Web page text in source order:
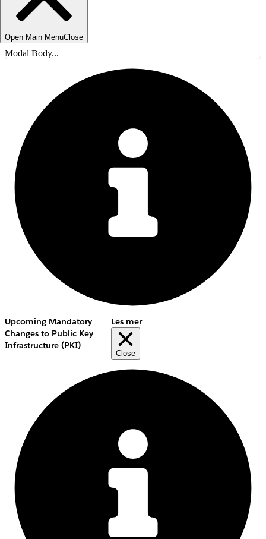
Open Main MenuClose
Modal Body...
Upcoming Mandatory
Changes to Public Key
Infrastructure (PKI)
Les mer
Close